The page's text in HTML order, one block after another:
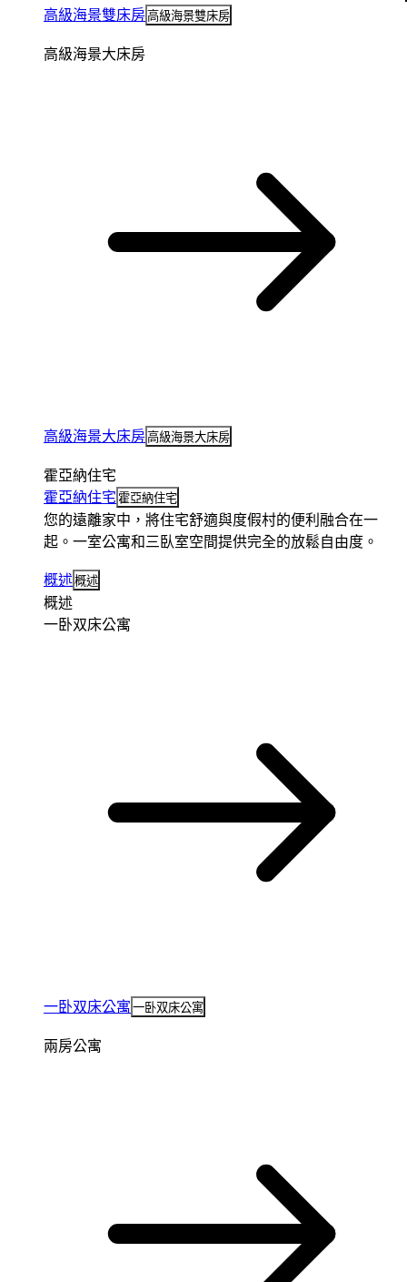
高級海景雙床房 高級海景雙床房
高級海景大床房
高級海景大床房 高級海景大床房
霍亞納住宅
霍亞納住宅 霍亞納住宅
您的遠離家中，將住宅舒適與度假村的便利融合在一
起。一室公寓和三臥室空間提供完全的放鬆自由度。
概述概述
概述
一卧双床公寓
一卧双床公寓 一卧双床公寓
兩房公寓